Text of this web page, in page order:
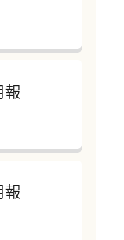
報
報